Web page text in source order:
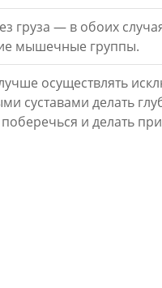
груза — в обоих
мышечные группы.
осуществлять
суставами делать
и делать